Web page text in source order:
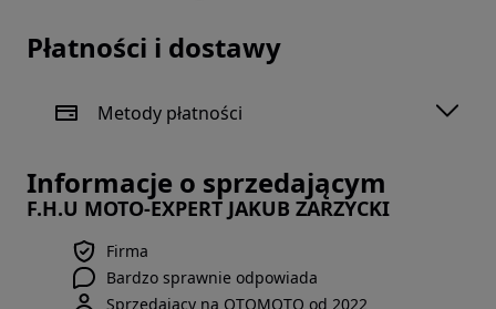
Płatności i dostawy
Metody płatności
Informacje o sprzedającym
F.H.U MOTO-EXPERT JAKUB ZARZYCKI
Firma
Bardzo sprawnie odpowiada
Sprzedający na OTOMOTO od 2022